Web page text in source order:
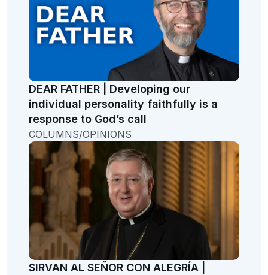
DEAR FATHER | Developing our
individual personality faithfully is a
response to God’s call
COLUMNS/OPINIONS
SIRVAN AL SEÑOR CON ALEGRÍA |